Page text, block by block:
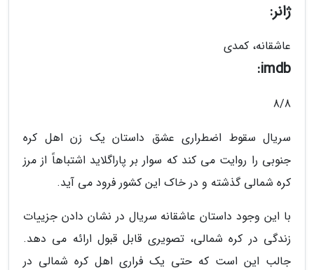
ژانر:
عاشقانه، کمدی
imdb:
8/8
سریال سقوط اضطراری عشق داستان یک زن اهل کره
جنوبی را روایت می کند که سوار بر پاراگلاید اشتباهاً از مرز
کره شمالی گذشته و در خاک این کشور فرود می آید.
با این وجود داستان عاشقانه سریال در نشان دادن جزییات
زندگی در کره شمالی، تصویری قابل قبول ارائه می دهد.
جالب این است که حتی یک فراری اهل کره شمالی در